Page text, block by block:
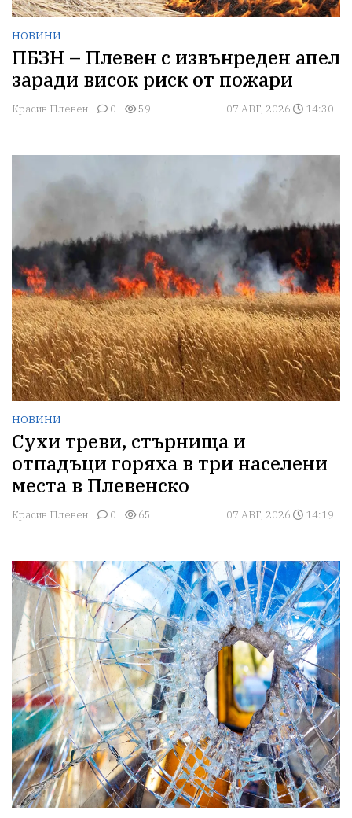
НОВИНИ
ПБЗН – Плевен с извънреден апел
заради висок риск от пожари
Красив Плевен 0 59 07 АВГ, 2026 14:30
НОВИНИ
Сухи треви, стърнища и
отпадъци горяха в три населени
места в Плевенско
Красив Плевен 0 65 07 АВГ, 2026 14:19